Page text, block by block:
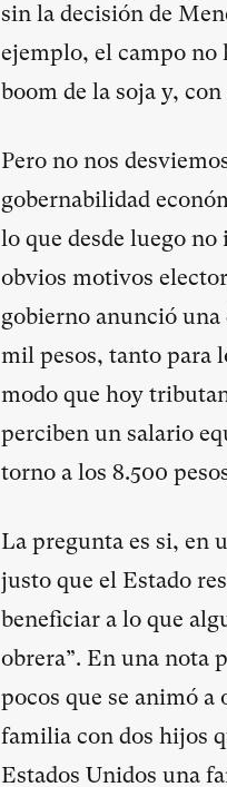
sin la decisión de
ejemplo, el campo no
boom de la soja y,
Pero no nos
gobernabilidad
lo que desde luego
obvios motivos
gobierno anunció
mil pesos, tanto para
modo que hoy
perciben un salario
torno a los 8.500
La pregunta es si, en
justo que el Estado
beneficiar a lo que
obrera”. En una nota
pocos que se animó
familia con dos hijos
Estados Unidos una